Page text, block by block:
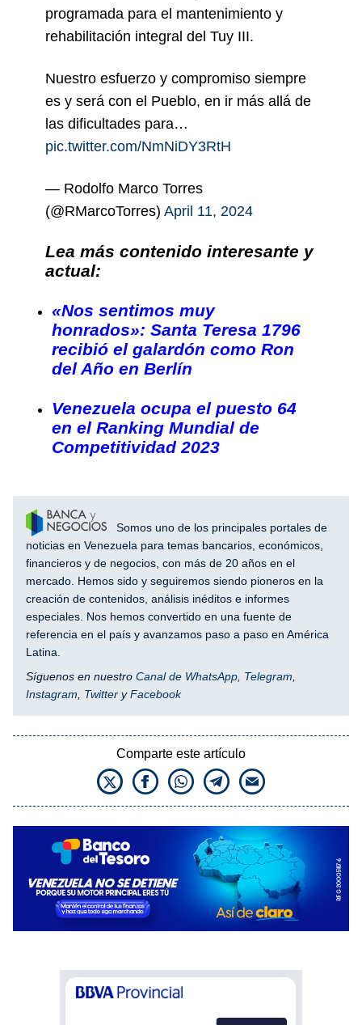
programada para el mantenimiento y
rehabilitación integral del Tuy III.
Nuestro esfuerzo y compromiso siempre
es y será con el Pueblo, en ir más allá de
las dificultades para…
pic.twitter.com/NmNiDY3RtH
— Rodolfo Marco Torres
(@RMarcoTorres) April 11, 2024
Lea más contenido interesante y
actual:
«Nos sentimos muy
honrados»: Santa Teresa 1796
recibió el galardón como Ron
del Año en Berlín
Venezuela ocupa el puesto 64
en el Ranking Mundial de
Competitividad 2023
Somos uno de los principales portales de
noticias en Venezuela para temas bancarios, económicos,
financieros y de negocios, con más de 20 años en el
mercado. Hemos sido y seguiremos siendo pioneros en la
creación de contenidos, análisis inéditos e informes
especiales. Nos hemos convertido en una fuente de
referencia en el país y avanzamos paso a paso en América
Latina.
Síguenos en nuestro Canal de WhatsApp Telegram
Instagram
Twitter yFacebook
Comparte este artículo